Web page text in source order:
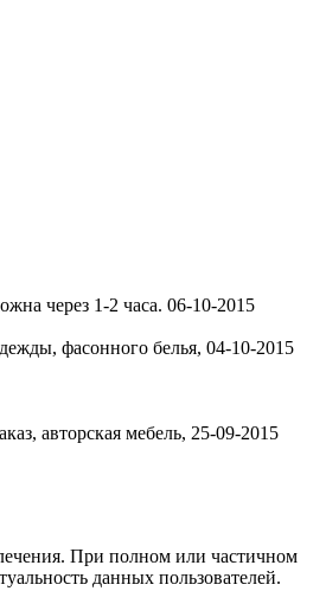
через 1-2 часа. 06-10-2015
фасонного белья, 04-10-2015
авторская мебель, 25-09-2015
При полном или частичном
данных пользователей.